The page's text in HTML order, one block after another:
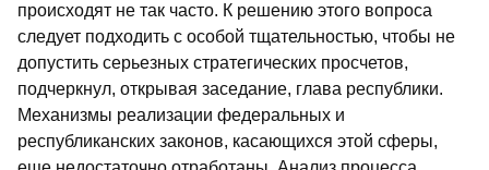
происходят не так часто. К решению этого вопроса
следует подходить с особой тщательностью, чтобы не
допустить серьезных стратегических просчетов,
подчеркнул, открывая заседание, глава республики.
Механизмы реализации федеральных и
республиканских законов, касающихся этой сферы,